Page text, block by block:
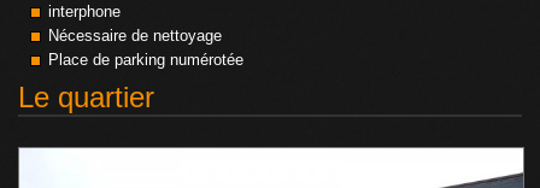
interphone
Nécessaire de nettoyage
Place de parking numérotée
Le quartier